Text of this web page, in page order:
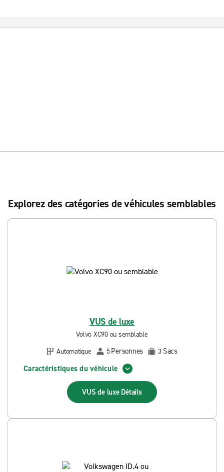
Explorez des catégories de véhicules semblables
VUS de luxe
Volvo XC90 ou semblable
Automatique
5Personnes 3 Sacs
Caractéristiques du véhicule
VUS de luxe Détails